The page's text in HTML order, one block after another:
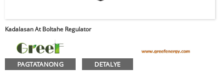
Kadalasan At Boltahe Regulator
PAGTATANONG DETALYE